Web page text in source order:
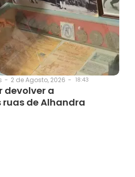
- 2 de Agosto, 2026 - 18:43
devolver a
de Alhandra